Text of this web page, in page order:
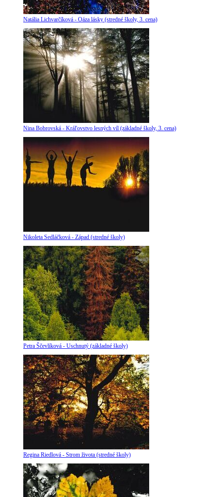
Natália Lichvarčíková - Oáza lásky (stredné školy, 3. cena)
Nina Bobrovská - Kráľovstvo lesných víl (základné školy, 3. cena)
Nikoleta Sedláčková - Západ (stredné školy)
Petra Ščevlíková - Uschnutý (základné školy)
Regina Riedlová - Strom života (stredné školy)